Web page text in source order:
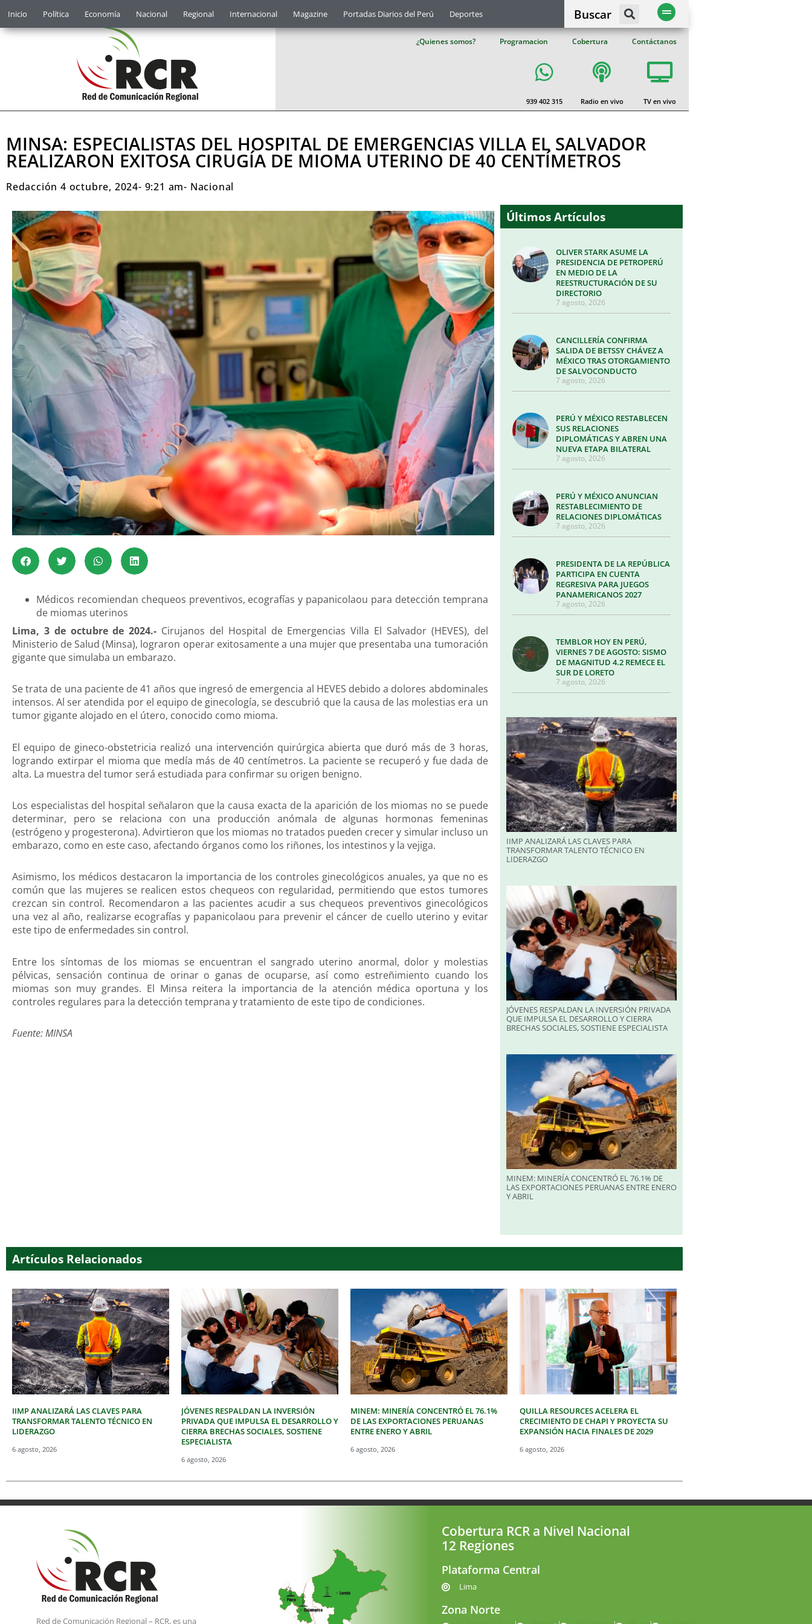
Inicio Política Economía Nacional Regional Internacional Magazine Portadas Diarios del Perú Deportes Buscar
¿Quienes somos? Programacion Cobertura Contáctanos
939 402 315 Radio en vivo TV en vivo
MINSA: ESPECIALISTAS DEL HOSPITAL DE EMERGENCIAS VILLA EL SALVADOR
REALIZARON EXITOSA CIRUGÍA DE MIOMA UTERINO DE 40 CENTÍMETROS
Redacción 4 octubre, 2024- 9:21 am- Nacional
Médicos recomiendan chequeos preventivos, ecografías y papanicolaou para detección temprana
de miomas uterinos
Lima, 3 de octubre de 2024.- Cirujanos del Hospital de Emergencias Villa El Salvador (HEVES), del
Ministerio de Salud (Minsa), lograron operar exitosamente a una mujer que presentaba una tumoración
gigante que simulaba un embarazo.
Se trata de una paciente de 41 años que ingresó de emergencia al HEVES debido a dolores abdominales
intensos. Al ser atendida por el equipo de ginecología, se descubrió que la causa de las molestias era un
tumor gigante alojado en el útero, conocido como mioma.
El equipo de gineco-obstetricia realizó una intervención quirúrgica abierta que duró más de 3 horas,
logrando extirpar el mioma que medía más de 40 centímetros. La paciente se recuperó y fue dada de
alta. La muestra del tumor será estudiada para confirmar su origen benigno.
Los especialistas del hospital señalaron que la causa exacta de la aparición de los miomas no se puede
determinar, pero se relaciona con una producción anómala de algunas hormonas femeninas
(estrógeno y progesterona). Advirtieron que los miomas no tratados pueden crecer y simular incluso un
embarazo, como en este caso, afectando órganos como los riñones, los intestinos y la vejiga.
Asimismo, los médicos destacaron la importancia de los controles ginecológicos anuales, ya que no es
común que las mujeres se realicen estos chequeos con regularidad, permitiendo que estos tumores
crezcan sin control. Recomendaron a las pacientes acudir a sus chequeos preventivos ginecológicos
una vez al año, realizarse ecografías y papanicolaou para prevenir el cáncer de cuello uterino y evitar
este tipo de enfermedades sin control.
Entre los síntomas de los miomas se encuentran el sangrado uterino anormal, dolor y molestias
pélvicas, sensación continua de orinar o ganas de ocuparse, así como estreñimiento cuando los
miomas son muy grandes. El Minsa reitera la importancia de la atención médica oportuna y los
controles regulares para la detección temprana y tratamiento de este tipo de condiciones.
Fuente: MINSA
Últimos Artículos
OLIVER STARK ASUME LA
PRESIDENCIA DE PETROPERÚ
EN MEDIO DE LA
REESTRUCTURACIÓN DE SU
DIRECTORIO
7 agosto, 2026
CANCILLERÍA CONFIRMA
SALIDA DE BETSSY CHÁVEZ A
MÉXICO TRAS OTORGAMIENTO
DE SALVOCONDUCTO
7 agosto, 2026
PERÚ Y MÉXICO RESTABLECEN
SUS RELACIONES
DIPLOMÁTICAS Y ABREN UNA
NUEVA ETAPA BILATERAL
7 agosto, 2026
PERÚ Y MÉXICO ANUNCIAN
RESTABLECIMIENTO DE
RELACIONES DIPLOMÁTICAS
7 agosto, 2026
PRESIDENTA DE LA REPÚBLICA
PARTICIPA EN CUENTA
REGRESIVA PARA JUEGOS
PANAMERICANOS 2027
7 agosto, 2026
TEMBLOR HOY EN PERÚ,
VIERNES 7 DE AGOSTO: SISMO
DE MAGNITUD 4.2 REMECE EL
SUR DE LORETO
7 agosto, 2026
IIMP ANALIZARÁ LAS CLAVES PARA
TRANSFORMAR TALENTO TÉCNICO EN
LIDERAZGO
JÓVENES RESPALDAN LA INVERSIÓN PRIVADA
QUE IMPULSA EL DESARROLLO Y CIERRA
BRECHAS SOCIALES, SOSTIENE ESPECIALISTA
MINEM: MINERÍA CONCENTRÓ EL 76.1% DE
LAS EXPORTACIONES PERUANAS ENTRE ENERO
Y ABRIL
Artículos Relacionados
IIMP ANALIZARÁ LAS CLAVES PARA
TRANSFORMAR TALENTO TÉCNICO EN
LIDERAZGO
6 agosto, 2026
JÓVENES RESPALDAN LA INVERSIÓN
PRIVADA QUE IMPULSA EL DESARROLLO Y
CIERRA BRECHAS SOCIALES, SOSTIENE
ESPECIALISTA
6 agosto, 2026
MINEM: MINERÍA CONCENTRÓ EL 76.1%
DE LAS EXPORTACIONES PERUANAS
ENTRE ENERO Y ABRIL
6 agosto, 2026
QUILLA RESOURCES ACELERA EL
CRECIMIENTO DE CHAPI Y PROYECTA SU
EXPANSIÓN HACIA FINALES DE 2029
6 agosto, 2026
Red de Comunicación Regional – RCR, es una
Cobertura RCR a Nivel Nacional
12 Regiones
Plataforma Central
Lima
Zona Norte